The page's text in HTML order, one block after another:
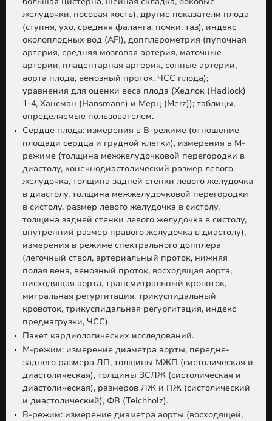
желудочки, носовая кость), другие показатели плода
(ступня, ухо, средняя фаланга, почки, таз), индекс
околоплодных вод (AFI), допплерометрия (пупочная
артерия, средняя мозговая артерия, маточные
артерии, плацентарная артерия, сонные артерии,
аорта плода, венозный проток, ЧСС плода);
уравнения для оценки веса плода (Хедлок (Hadlock)
1-4, Хансман (Hansmann) и Мерц (Merz)); таблицы,
определяемые пользователем.
Сердце плода: измерения в В-режиме (отношение
площади сердца и грудной клетки), измерения в М-
режиме (толщина межжелудочковой перегородки в
диастолу, конечнодиастолический размер левого
желудочка, толщина задней стенки левого желудочка
в диастолу, толщина межжелудочковой перегородки
в систолу, размер левого желудочка в систолу,
толщина задней стенки левого желудочка в систолу,
внутренний размер правого желудочка в диастолу),
измерения в режиме спектрального допплера
(легочный ствол, артериальный проток, нижняя
полая вена, венозный проток, восходящая аорта,
нисходящая аорта, трансмитральный кровоток,
митральная регургитация, трикуспидальный
кровоток, трикуспидальная регургитация, индекс
преднагрузки, ЧСС).
Пакет кардиологических исследований.
М-режим: измерение диаметра аорты, передне-
заднего размера ЛП, толщины МЖП (систолическая и
диастолическая), толщины ЗСЛЖ (систолическая и
диастолическая), размеров ЛЖ и ПЖ (систолический
и диастолический), ФВ (Teichholz).
B-режим: измерение диаметра аорты (восходящей,